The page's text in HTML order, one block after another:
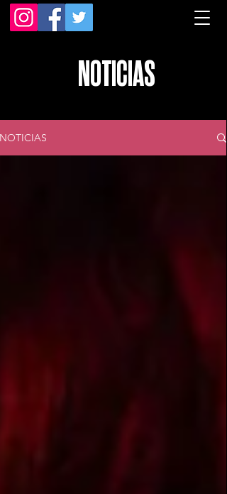
NOTICIAS
NOTICIAS